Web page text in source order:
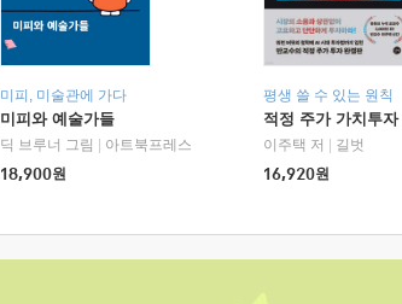
미피, 미술관에 가다
미피와 예술가들
딕 브루너 그림
아트북프레스
18,900원
평생 쓸 수 있는 원칙
적정 주가 가치투자
이주택 저
길벗
16,920원